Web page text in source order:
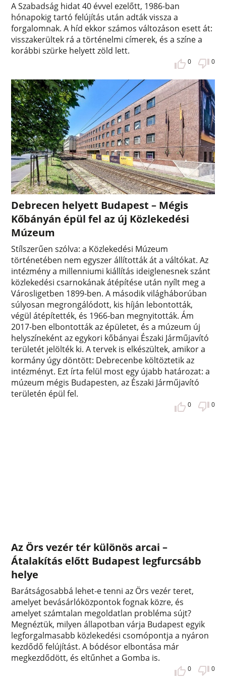
A Szabadság hidat 40 évvel ezelőtt, 1986-ban
hónapokig tartó felújítás után adták vissza a
forgalomnak. A híd ekkor számos változáson esett át:
visszakerültek rá a történelmi címerek, és a színe a
korábbi szürke helyett zöld lett.
0 0
Debrecen helyett Budapest – Mégis
Kőbányán épül fel az új Közlekedési
Múzeum
Stílszerűen szólva: a Közlekedési Múzeum
történetében nem egyszer állították át a váltókat. Az
intézmény a millenniumi kiállítás ideiglenesnek szánt
közlekedési csarnokának átépítése után nyílt meg a
Városligetben 1899-ben. A második világháborúban
súlyosan megrongálódott, kis híján lebontották,
végül átépítették, és 1966-ban megnyitották. Ám
2017-ben elbontották az épületet, és a múzeum új
helyszíneként az egykori kőbányai Északi Járműjavító
területét jelölték ki. A tervek is elkészültek, amikor a
kormány úgy döntött: Debrecenbe költöztetik az
intézményt. Ezt írta felül most egy újabb határozat: a
múzeum mégis Budapesten, az Északi Járműjavító
területén épül fel.
0 0
Az Örs vezér tér különös arcai –
Átalakítás előtt Budapest legfurcsább
helye
Barátságosabbá lehet-e tenni az Örs vezér teret,
amelyet bevásárlóközpontok fognak közre, és
amelyet számtalan megoldatlan probléma sújt?
Megnéztük, milyen állapotban várja Budapest egyik
legforgalmasabb közlekedési csomópontja a nyáron
kezdődő felújítást. A bódésor elbontása már
megkezdődött, és eltűnhet a Gomba is.
0 0